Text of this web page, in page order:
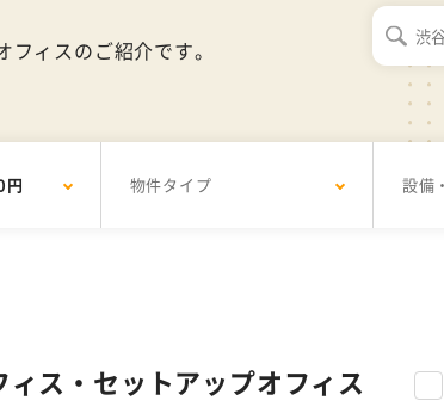
ィスのご紹介です。
物件タイプ 設備
集 ファミレス席 男女別トイレ
天井
シェアオ
貸会議室あり ラウンジ
ス・セットアップオフィス